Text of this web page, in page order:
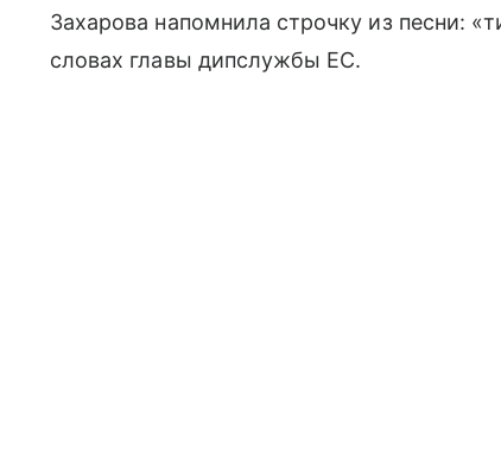
Захарова напомнила строчку из песни:
словах главы дипслужбы ЕС.